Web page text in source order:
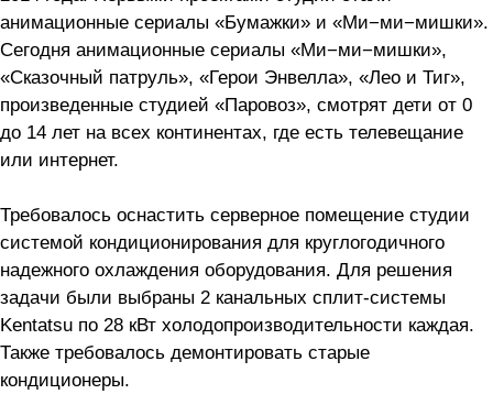
анимационные сериалы «Бумажки» и «Ми−ми−мишки».
Сегодня анимационные сериалы «Ми−ми−мишки»,
«Сказочный патруль», «Герои Энвелла», «Лео и Тиг»,
произведенные студией «Паровоз», смотрят дети от 0
до 14 лет на всех континентах, где есть телевещание
или интернет.
Требовалось оснастить серверное помещение студии
системой кондиционирования для круглогодичного
надежного охлаждения оборудования. Для решения
задачи были выбраны 2 канальных сплит-системы
Kentatsu по 28 кВт холодопроизводительности каждая.
Также требовалось демонтировать старые
кондиционеры.